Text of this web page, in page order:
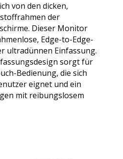
von den dicken,
der
Dieser Monitor
Edge-to-Edge-
ultradünnen Einfassung.
sorgt für
Bedienung, die sich
eignet und ein
mit reibungslosem